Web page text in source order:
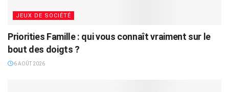
JEUX DE SOCIÉTÉ
Priorities Famille : qui vous connaît vraiment sur le
bout des doigts ?
6 AOÛT 2026